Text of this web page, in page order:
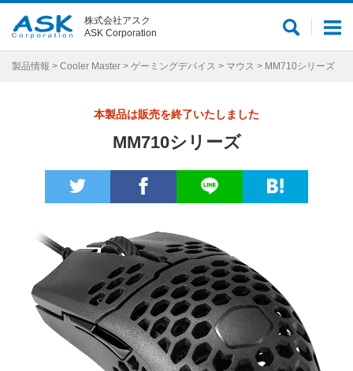
メ
ュ
サ
ト
株式会社アスク
ASK Corporation
製品情報 > Cooler Master > ゲーミングデバイス > マウス > MM710シリーズ
本製品は販売を終了いたしました
MM710シリーズ